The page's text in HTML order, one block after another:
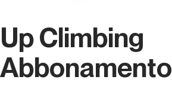
Up Climbing
Abbonamento